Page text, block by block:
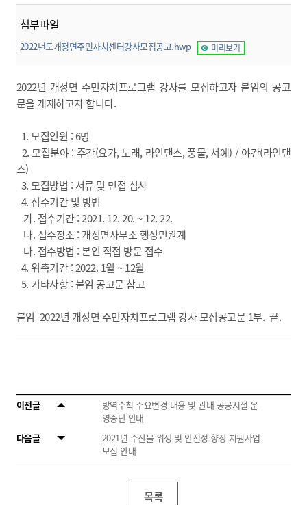
첨부파일
2022년도개정면주민자치센터강사모집공고.hwp 미리보기
2022년 개정면 주민자치프로그램 강사를 모집하고자 붙임의 공고
문을 게재하고자 합니다.
1. 모집인원 : 6명
2. 모집분야 : 주간(요가, 노래, 라인댄스, 풍물, 서예) / 야간(라인댄
스)
3. 모집방법 : 서류 및 면접 심사
4. 접수기간 및 방법
가. 접수기간 : 2021. 12. 20. ~ 12. 22.
나. 접수장소 : 개정면사무소 행정민원계
다. 접수방법 : 본인 직접 방문 접수
4. 위촉기간 : 2022. 1월 ~ 12월
5. 기타사항 : 붙임 공고문 참고
붙임 2022년 개정면 주민자치프로그램 강사 모집공고문 1부. 끝.
이전글
방역수칙 주요변경 내용 및 관내 공공시설 운
영중단 안내
다음글
2021년 수산물 위생 및 안전성 향상 지원사업
모집 안내
목록